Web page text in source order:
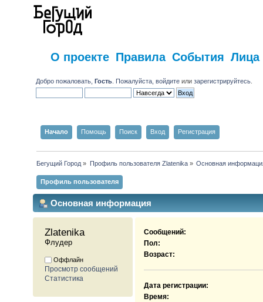
О проекте Правила События Лица
Добро пожаловать,Гость . Пожалуйста,войдите илизарегистрируйтесь
Начало Помощь Поиск Вход Регистрация
Бегущий Город » Профиль пользователя Zlatenika» Основная
Профиль пользователя
Основная информация
Zlatenika
Флудер
Оффлайн
Просмотр сообщений
Статистика
Сообщений:
Пол:
Возраст:
Дата регистрации:
Время: